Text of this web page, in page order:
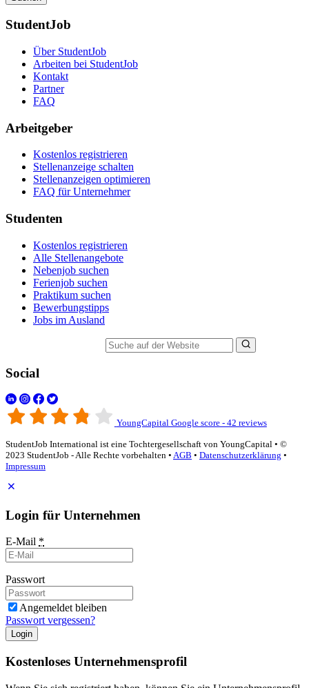
StudentJob
Über StudentJob
Arbeiten bei StudentJob
Kontakt
Partner
FAQ
Arbeitgeber
Kostenlos registrieren
Stellenanzeige schalten
Stellenanzeigen optimieren
FAQ für Unternehmer
Studenten
Kostenlos registrieren
Alle Stellenangebote
Nebenjob suchen
Ferienjob suchen
Praktikum suchen
Bewerbungstipps
Jobs im Ausland
Social
YoungCapital Google score - 42 reviews
StudentJob International ist eine Tochtergesellschaft von YoungCapital • ©
2023 StudentJob - Alle Rechte vorbehalten • AGB • Datenschutzerklärung •
Impressum
Login für Unternehmen
E-Mail *
Passwort
Angemeldet bleiben
Passwort vergessen?
Login
Kostenloses Unternehmensprofil